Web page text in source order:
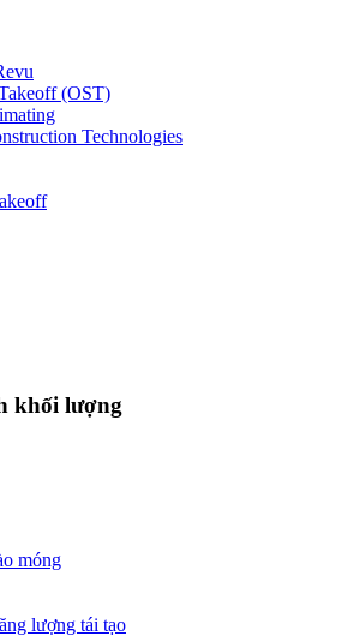
(OST)
Technologies
khối lượng
móng
lượng tái tạo